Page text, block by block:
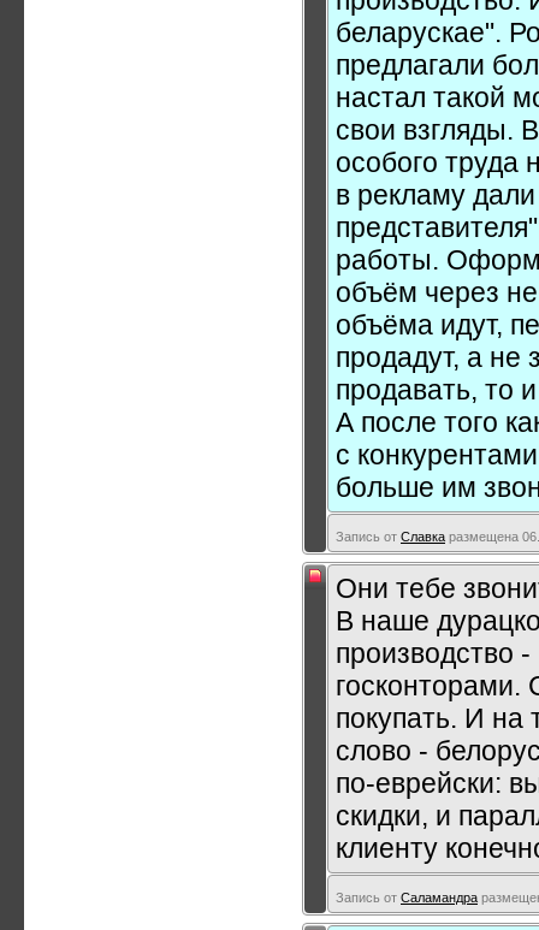
беларускае".
предлагали
настал такой
свои взгляды.
особого труда
в рекламу
работы.
объём через
объёма идут,
продадут, а не
продавать, то
А после того
с
больше им
Запись от Славка размещена
Они тебе
В наше
производство
госконторами.
покупать. И
слово -
по-еврейски:
скидки, и
клиенту
Запись от Саламандра